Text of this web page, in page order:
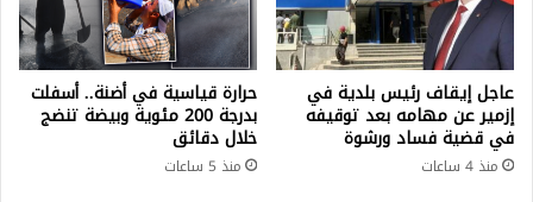
عاجل إيقاف رئيس بلدية في
إزمير عن مهامه بعد توقيفه
في قضية فساد ورشوة
منذ 4 ساعات
حرارة قياسية في أضنة.. أسفلت
بدرجة 200 مئوية وبيضة تنضج
خلال دقائق
منذ 5 ساعات